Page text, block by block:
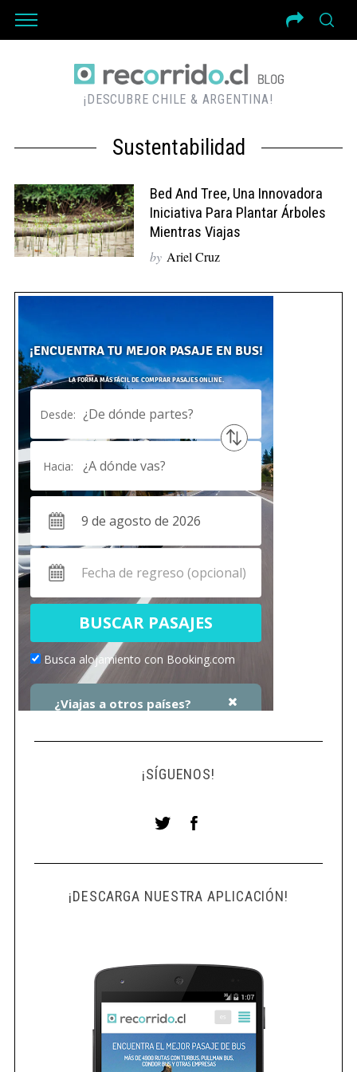
¡DESCUBRE CHILE & ARGENTINA!
Sustentabilidad
Bed And Tree, Una Innovadora
Iniciativa Para Plantar Árboles
Mientras Viajas
by Ariel Cruz
¡SÍGUENOS!
¡DESCARGA NUESTRA APLICACIÓN!